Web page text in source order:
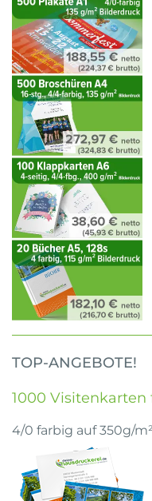
TOP-ANGEBOTE!
1000
4/0 farbig auf 350g/